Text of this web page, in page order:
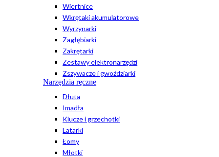
Wiertnice
Wkrętaki akumulatorowe
Wyrzynarki
Zagłębiarki
Zakrętarki
Zestawy elektronarzędzi
Zszywacze i gwoździarki
Narzędzia ręczne
Dłuta
Imadła
Klucze i grzechotki
Latarki
Łomy
Młotki